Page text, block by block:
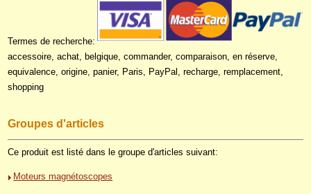
Termes de recherche:
accessoire, achat, belgique, commander, comparaison, en réserve,
equivalence, origine, panier, Paris, PayPal, recharge, remplacement,
shopping
Groupes d'articles
Ce produit est listé dans le groupe d'articles suivant:
Moteurs magnétoscopes